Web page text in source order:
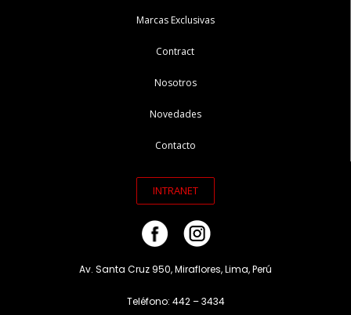
Marcas Exclusivas
Contract
Nosotros
Novedades
Contacto
INTRANET
Av. Santa Cruz 950, Miraflores, Lima, Perú
Teléfono: 442 – 3434